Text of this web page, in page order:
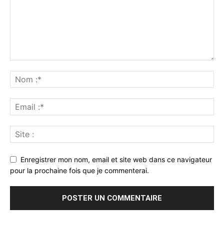
Enregistrer mon nom, email et site web dans ce navigateur
pour la prochaine fois que je commenterai.